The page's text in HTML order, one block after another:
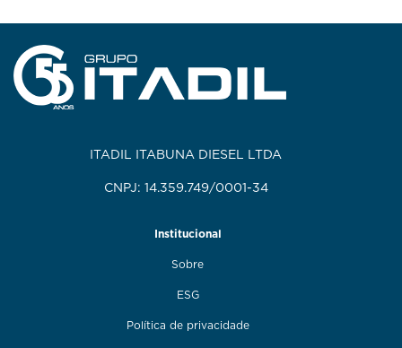
ITADIL ITABUNA DIESEL LTDA
CNPJ: 14.359.749/0001-34
Institucional
Sobre
ESG
Política de privacidade